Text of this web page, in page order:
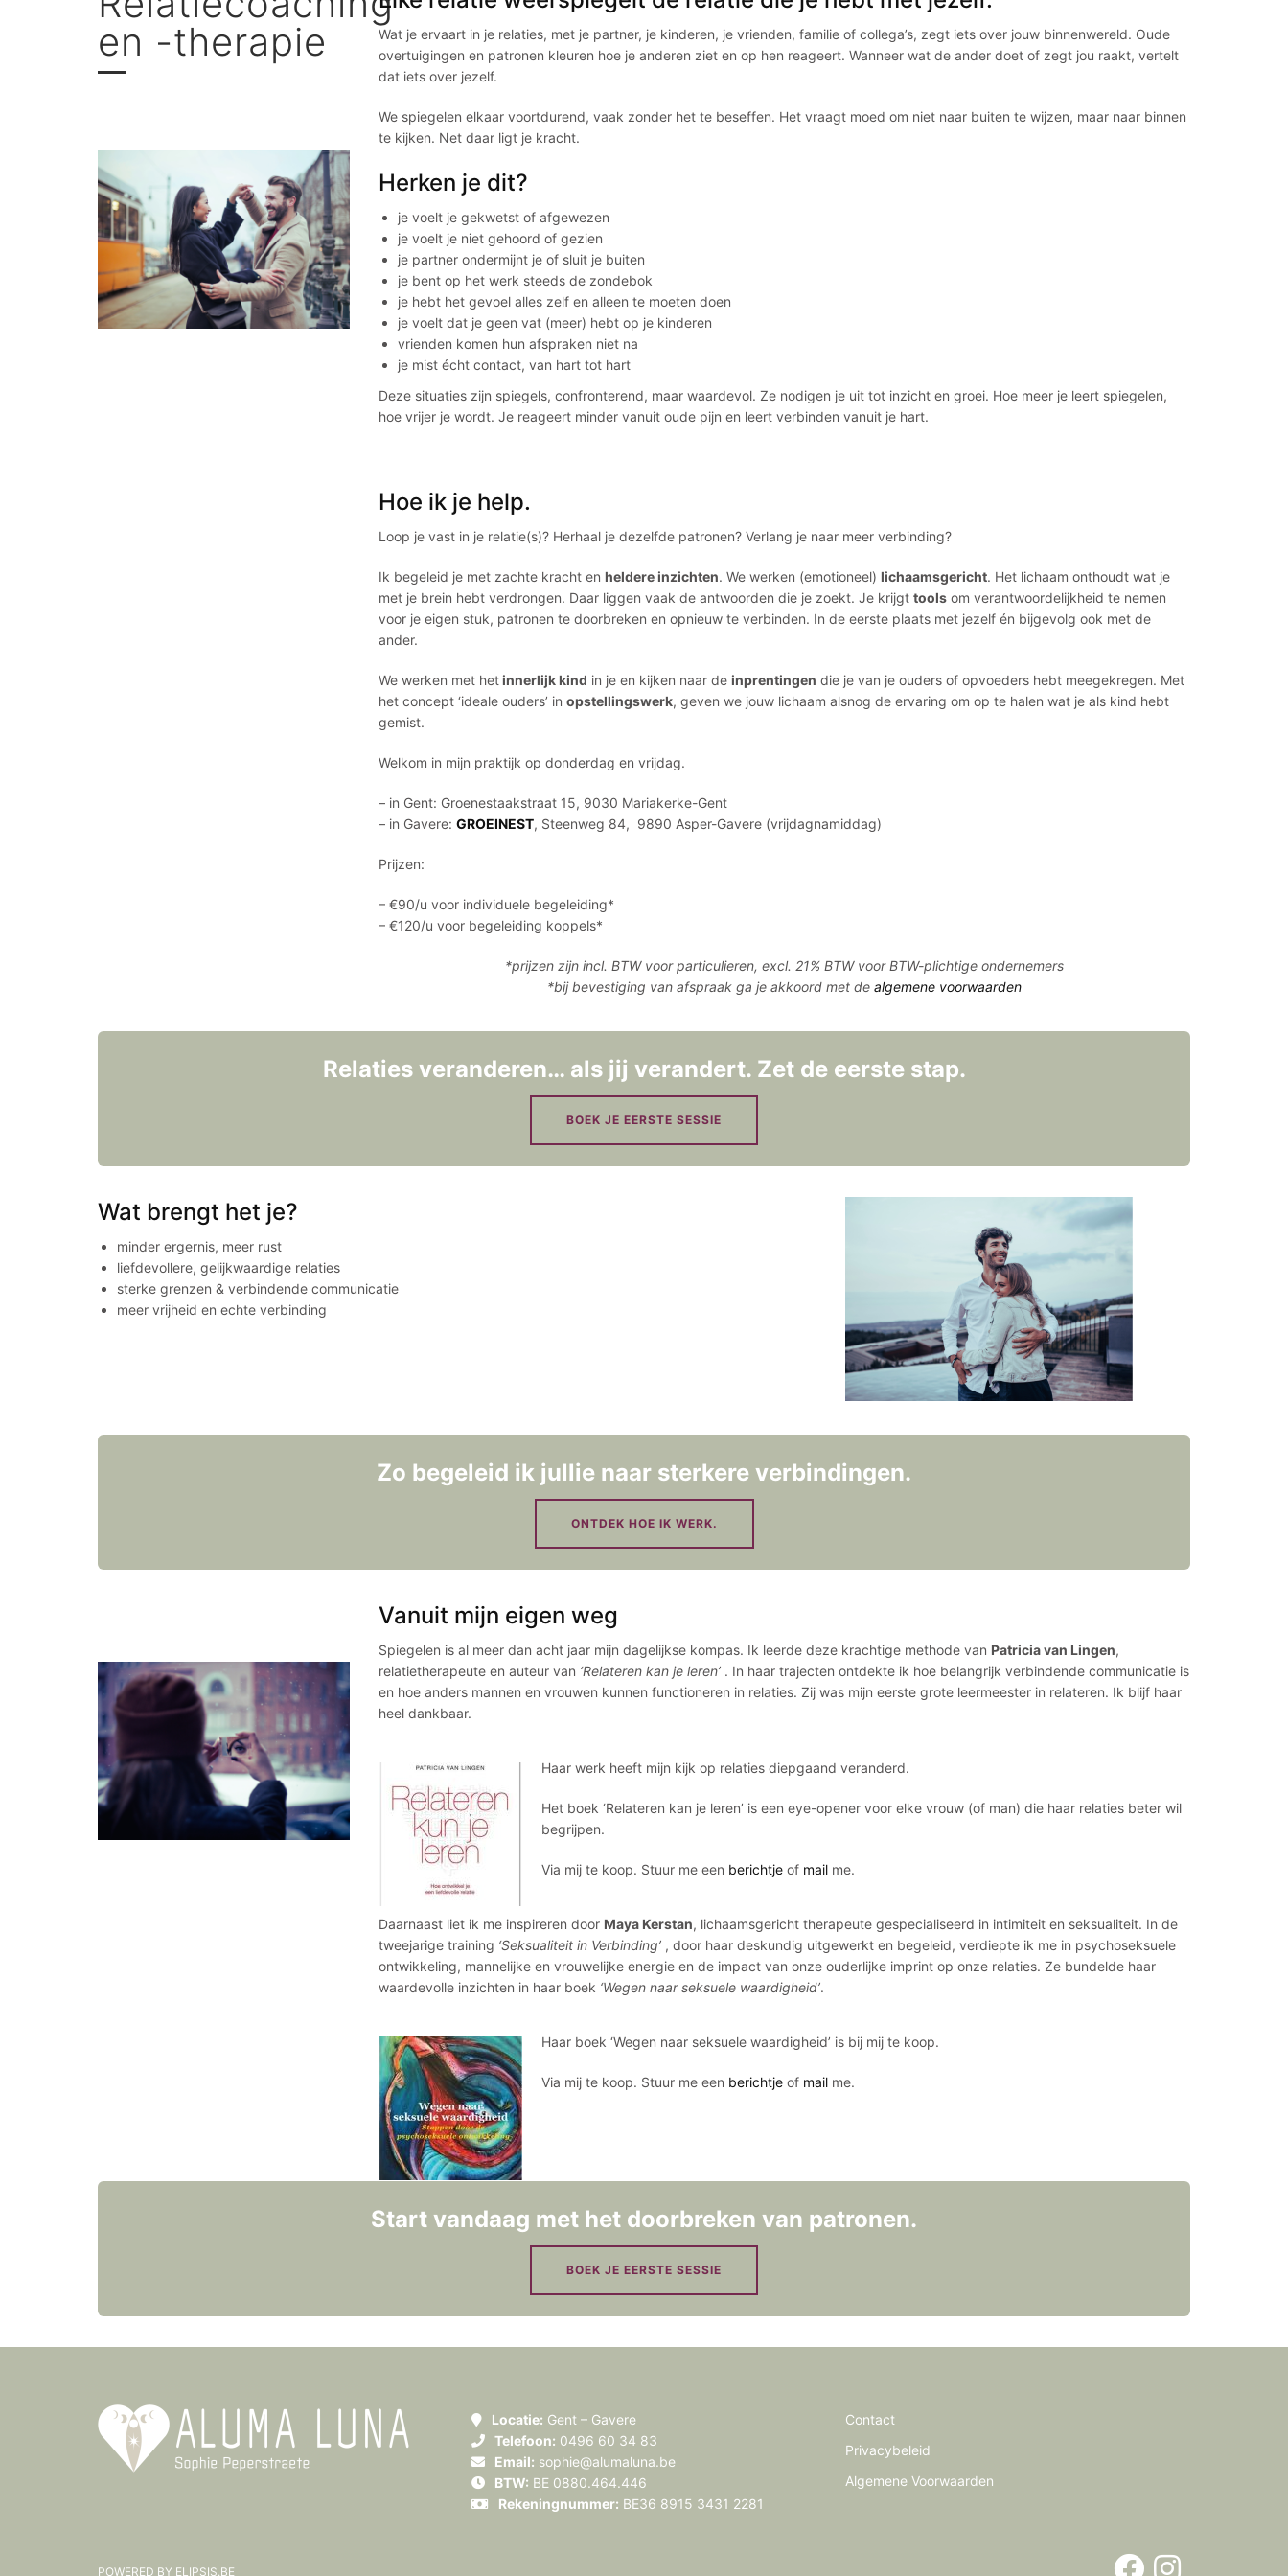
en -therapie
Wat je ervaart in je relaties, met je partner, je kinderen, je vrienden, familie of collega’s, zegt iets over jouw binnenwereld. Oude
overtuigingen en patronen kleuren hoe je anderen ziet en op hen reageert. Wanneer wat de ander doet of zegt jou raakt, vertelt
dat iets over jezelf.
We spiegelen elkaar voortdurend, vaak zonder het te beseffen. Het vraagt moed om niet naar buiten te wijzen, maar naar binnen
te kijken. Net daar ligt je kracht.
Herken je dit?
je voelt je gekwetst of afgewezen
je voelt je niet gehoord of gezien
je partner ondermijnt je of sluit je buiten
je bent op het werk steeds de zondebok
je hebt het gevoel alles zelf en alleen te moeten doen
je voelt dat je geen vat (meer) hebt op je kinderen
vrienden komen hun afspraken niet na
je mist écht contact, van hart tot hart
Deze situaties zijn spiegels, confronterend, maar waardevol. Ze nodigen je uit tot inzicht en groei. Hoe meer je leert spiegelen,
hoe vrijer je wordt. Je reageert minder vanuit oude pijn en leert verbinden vanuit je hart.
Hoe ik je help.
Loop je vast in je relatie(s)? Herhaal je dezelfde patronen? Verlang je naar meer verbinding?
Ik begeleid je met zachte kracht en heldere inzichten. We werken (emotioneel) lichaamsgericht. Het lichaam onthoudt wat je
met je brein hebt verdrongen. Daar liggen vaak de antwoorden die je zoekt. Je krijgt toolsom verantwoordelijkheid te nemen
voor je eigen stuk, patronen te doorbreken en opnieuw te verbinden. In de eerste plaats met jezelf én bijgevolg ook met de
ander.
We werken met hetinnerlijk kind in je en kijken naar de inprentingen die je van je ouders of opvoeders hebt meegekregen. Met
het concept ‘ideale ouders’ in opstellingswerk, geven we jouw lichaam alsnog de ervaring om op te halen wat je als kind hebt
gemist.
Welkom in mijn praktijk op donderdag en vrijdag.
– in Gent: Groenestaakstraat 15, 9030 Mariakerke-Gent
– in Gavere: GROEINEST, Steenweg 84, 9890 Asper-Gavere (vrijdagnamiddag)
Prijzen:
– €90/u voor individuele begeleiding*
– €120/u voor begeleiding koppels*
*prijzen zijn incl. BTW voor particulieren, excl. 21% BTW voor BTW-plichtige ondernemers
*bij bevestiging van afspraak ga je akkoord met de algemene voorwaarden
Relaties veranderen… als jij verandert. Zet de eerste stap.
BOEK JE EERSTE SESSIE
Wat brengt het je?
minder ergernis, meer rust
liefdevollere, gelijkwaardige relaties
sterke grenzen & verbindende communicatie
meer vrijheid en echte verbinding
Zo begeleid ik jullie naar sterkere verbindingen.
ONTDEK HOE IK WERK.
Vanuit mijn eigen weg
Spiegelen is al meer dan acht jaar mijn dagelijkse kompas. Ik leerde deze krachtige methode van Patricia van Lingen,
relatietherapeute en auteur van ‘Relateren kan je leren’. In haar trajecten ontdekte ik hoe belangrijk verbindende communicatie is
en hoe anders mannen en vrouwen kunnen functioneren in relaties. Zij was mijn eerste grote leermeester in relateren. Ik blijf haar
heel dankbaar.
Haar werk heeft mijn kijk op relaties diepgaand veranderd.
Het boek ‘Relateren kan je leren’ is een eye-opener voor elke vrouw (of man) die haar relaties beter wil
begrijpen.
Via mij te koop. Stuur me een berichtjeof mailme.
Daarnaast liet ik me inspireren door Maya Kerstan, lichaamsgericht therapeute gespecialiseerd in intimiteit en seksualiteit. In de
tweejarige training ‘Seksualiteit in Verbinding’ , door haar deskundig uitgewerkt en begeleid, verdiepte ik me in psychoseksuele
ontwikkeling, mannelijke en vrouwelijke energie en de impact van onze ouderlijke imprint op onze relaties. Ze bundelde haar
waardevolle inzichten in haar boek ‘Wegen naar seksuele waardigheid’.
Haar boek ‘Wegen naar seksuele waardigheid’ is bij mij te koop.
Via mij te koop. Stuur me een berichtjeof mailme.
Start vandaag met het doorbreken van patronen.
BOEK JE EERSTE SESSIE
Locatie: Gent – Gavere
Telefoon: 0496 60 34 83
Email: sophie@alumaluna.be
BTW: BE 0880.464.446
Rekeningnummer: BE36 8915 3431 2281
Contact
Privacybeleid
Algemene Voorwaarden
POWERED BY ELIPSIS.BE